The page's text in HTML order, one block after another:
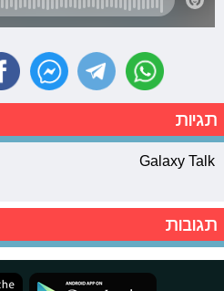
תגיות
Galaxy Talk
תגובות